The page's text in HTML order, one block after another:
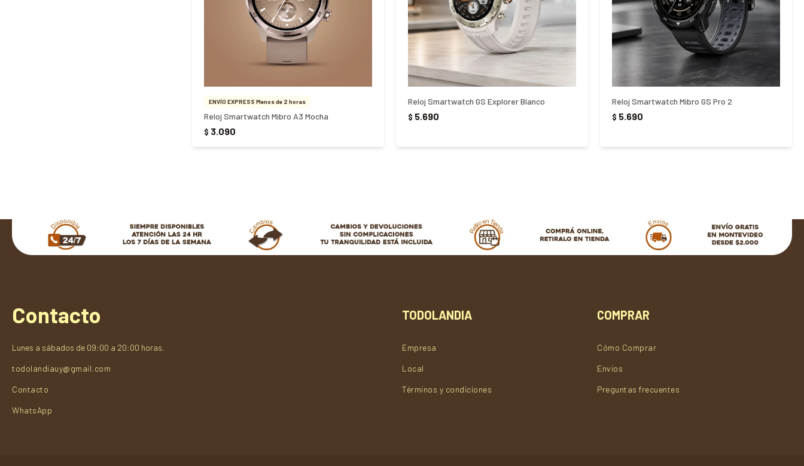
ENVÍO EXPRESS Menos de 2 horas
Reloj Smartwatch Mibro A3 Mocha
$ 3.090
Reloj Smartwatch GS Explorer Blanco
$ 5.690
Reloj Smartwatch Mibro GS Pro 2
$ 5.690
Contacto
Lunes a sábados de 09:00 a 20:00 horas.
todolandiauy@gmail.com
Contacto
WhatsApp
TODOLANDIA
Empresa
Local
Términos y condiciones
COMPRAR
Cómo Comprar
Envios
Preguntas frecuentes